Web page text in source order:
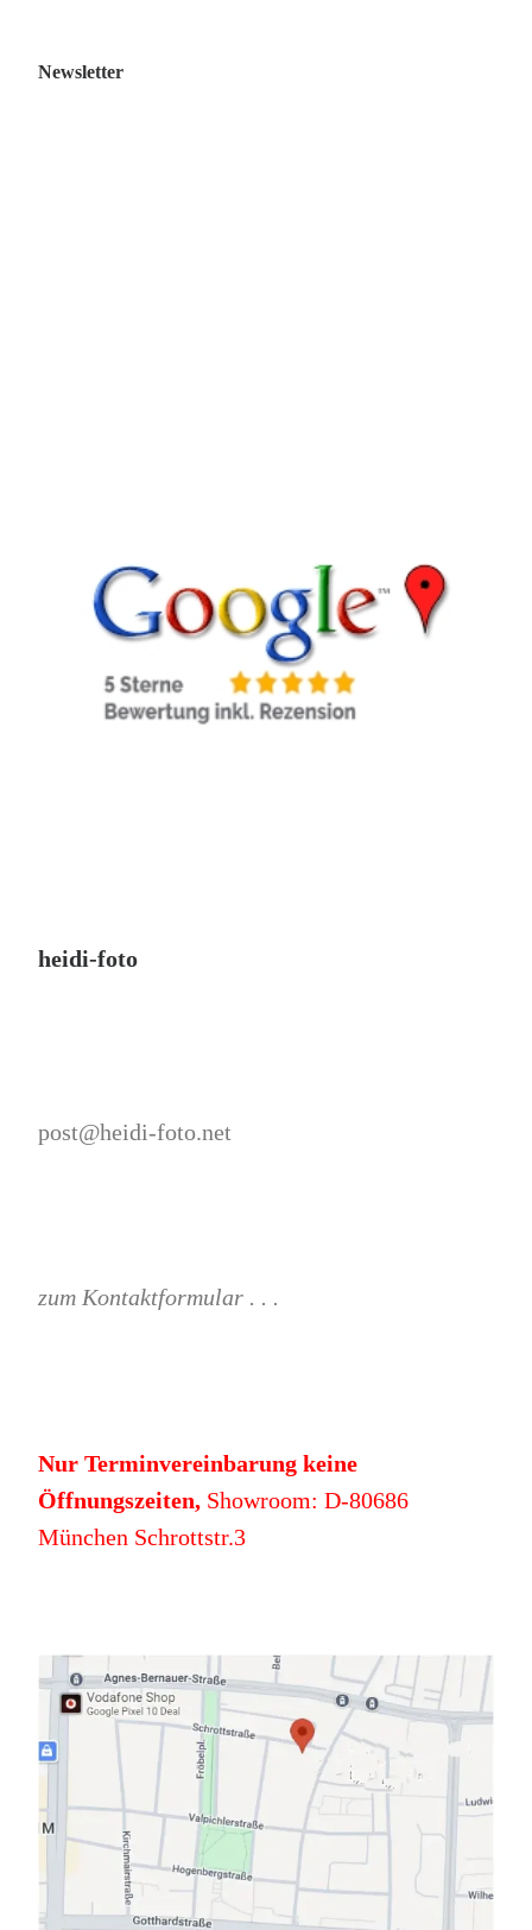
Newsletter
heidi-foto
post@heidi-foto.net
zum Kontaktformular . . .
Nur Terminvereinbarung keine
Öffnungszeiten,Showroom: D-80686
München Schrottstr.3